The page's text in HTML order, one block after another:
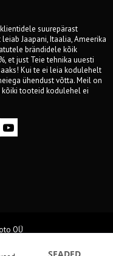
suurepärast
Jaapani, Itaalia, Ameerika
brändidele kõik
et just Teie tehnika uuesti
Kui te ei leia kodulehelt
ühendust võtta. Meil on
tooteid kodulehel ei
OÜ